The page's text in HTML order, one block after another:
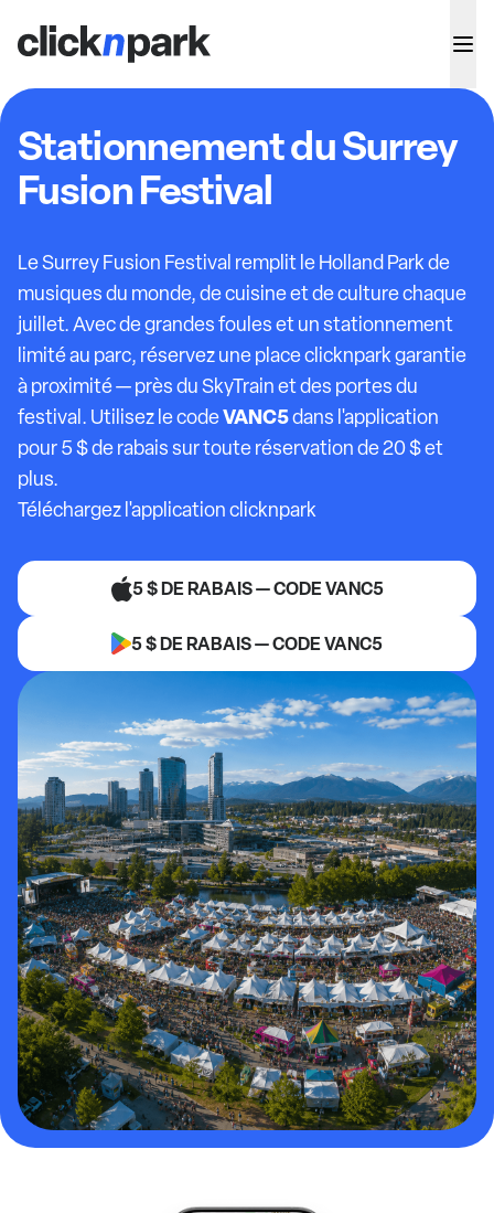
Stationnement du Surrey
Fusion Festival
Le Surrey Fusion Festival remplit le Holland Park de
musiques du monde, de cuisine et de culture chaque
juillet. Avec de grandes foules et un stationnement
limité au parc, réservez une place clicknpark garantie
à proximité — près du SkyTrain et des portes du
festival. Utilisez le codeVANC5dans l'application
pour 5 $ de rabais sur toute réservation de 20 $ et
plus.
Téléchargez l'application clicknpark
5 $ DE RABAIS — CODE VANC5
5 $ DE RABAIS — CODE VANC5